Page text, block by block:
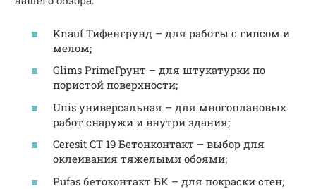
Knauf Тифенгрунд – для работы с гипсом и
мелом;
Glims PrimeГрунт – для штукатурки по
пористой поверхности;
Unis универсальная – для многоплановых
работ снаружи и внутри здания;
Ceresit CT 19 Бетонконтакт – выбор для
оклеивания тяжелыми обоями;
Pufas бетоконтакт БК – для покраски стен;